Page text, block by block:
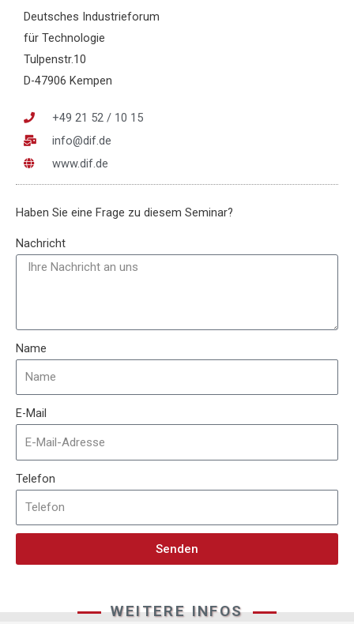
Deutsches Industrieforum
für Technologie
Tulpenstr.10
D-47906 Kempen
+49 21 52 / 10 15
info@dif.de
www.dif.de
Haben Sie eine Frage zu diesem Seminar?
Nachricht
Name
E-Mail
Telefon
Senden
WEITERE INFOS